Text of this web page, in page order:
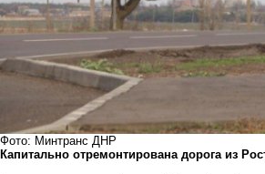
Фото: Минтранс ДНР
Капитально отремонтирована дорога из